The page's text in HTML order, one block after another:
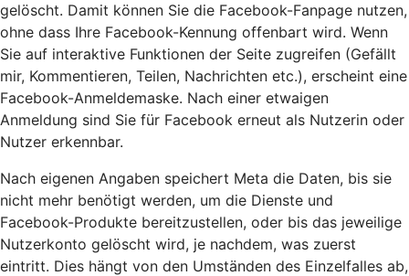
gelöscht. Damit können Sie die Facebook-Fanpage nutzen,
ohne dass Ihre Facebook-Kennung offenbart wird. Wenn
Sie auf interaktive Funktionen der Seite zugreifen (Gefällt
mir, Kommentieren, Teilen, Nachrichten etc.), erscheint eine
Facebook-Anmeldemaske. Nach einer etwaigen
Anmeldung sind Sie für Facebook erneut als Nutzerin oder
Nutzer erkennbar.
Nach eigenen Angaben speichert Meta die Daten, bis sie
nicht mehr benötigt werden, um die Dienste und
Facebook-Produkte bereitzustellen, oder bis das jeweilige
Nutzerkonto gelöscht wird, je nachdem, was zuerst
eintritt. Dies hängt von den Umständen des Einzelfalles ab,